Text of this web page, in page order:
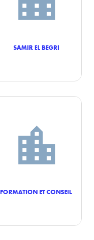
SAMIR EL BEGRI
FORMATION ET CONSEIL